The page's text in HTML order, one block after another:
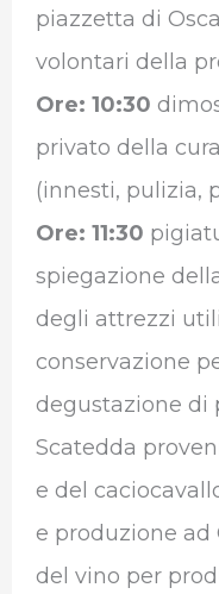
piazzetta di
volontari della
Ore: 10:30
privato della
(innesti, pulizia,
Ore: 11:30
spiegazione
degli attrezzi
conservazione
degustazione di
Scatedda
e del
e produzione ad
del vino per